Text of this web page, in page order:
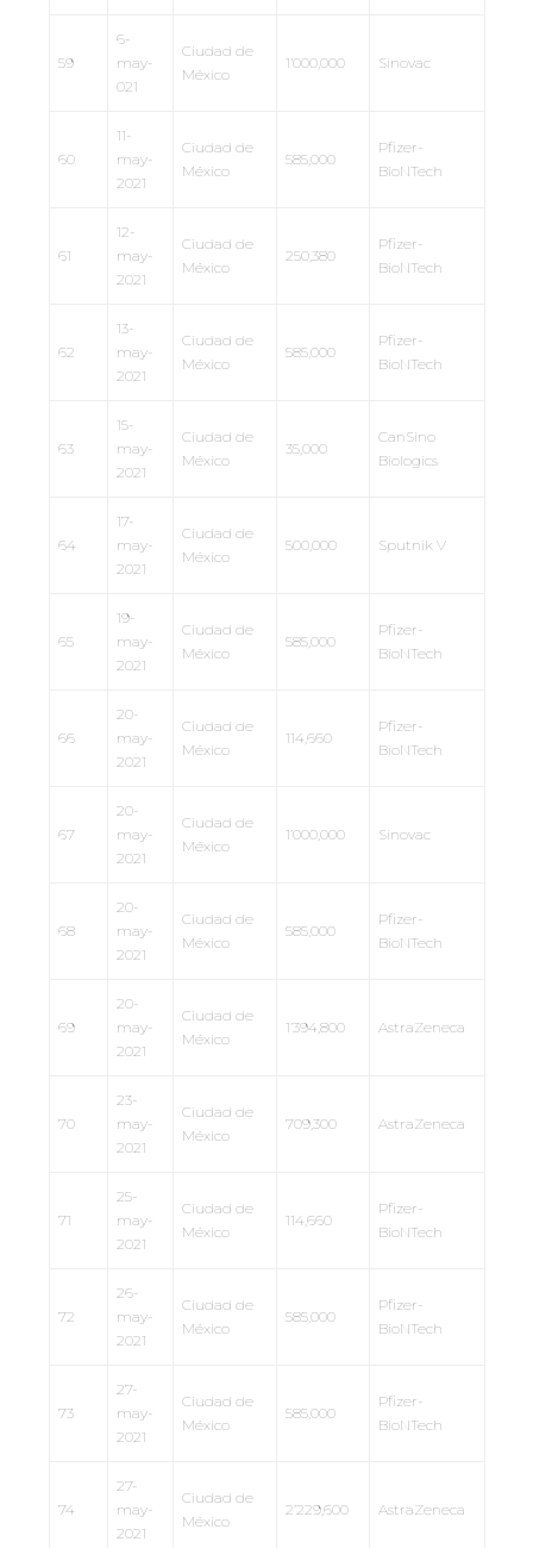
59
6-
may-
021
Ciudad de
México
1’000,000 Sinovac
60
11-
may-
2021
Ciudad de
México
585,000
Pfizer-
BioNTech
61
12-
may-
2021
Ciudad de
México
250,380
Pfizer-
BioNTech
62
13-
may-
2021
Ciudad de
México
585,000
Pfizer-
BioNTech
63
15-
may-
2021
Ciudad de
México
35,000
CanSino
Biologics
64
17-
may-
2021
Ciudad de
México
500,000 Sputnik V
65
19-
may-
2021
Ciudad de
México
585,000
Pfizer-
BioNTech
66
20-
may-
2021
Ciudad de
México
114,660
Pfizer-
BioNTech
67
20-
may-
2021
Ciudad de
México
1’000,000 Sinovac
68
20-
may-
2021
Ciudad de
México
585,000
Pfizer-
BioNTech
69
20-
may-
2021
Ciudad de
México
1’394,800 AstraZeneca
70
23-
may-
2021
Ciudad de
México
709,300 AstraZeneca
71
25-
may-
2021
Ciudad de
México
114,660
Pfizer-
BioNTech
72
26-
may-
2021
Ciudad de
México
585,000
Pfizer-
BioNTech
73
27-
may-
2021
Ciudad de
México
585,000
Pfizer-
BioNTech
74
27-
may-
2021
Ciudad de
México
2’229,600 AstraZeneca